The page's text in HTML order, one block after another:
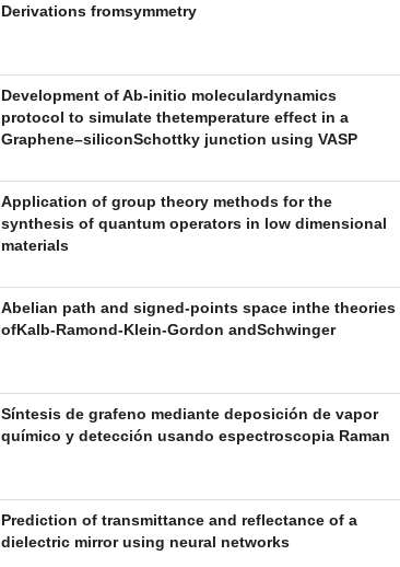
Derivations fromsymmetry
Development of Ab-initio moleculardynamics
protocol to simulate thetemperature effect in a
Graphene–siliconSchottky junction using VASP
Application of group theory methods for the
synthesis of quantum operators in low dimensional
materials
Abelian path and signed-points space inthe theories
ofKalb-Ramond-Klein-Gordon andSchwinger
Síntesis de grafeno mediante deposición de vapor
químico y detección usando espectroscopia Raman
Prediction of transmittance and reflectance of a
dielectric mirror using neural networks